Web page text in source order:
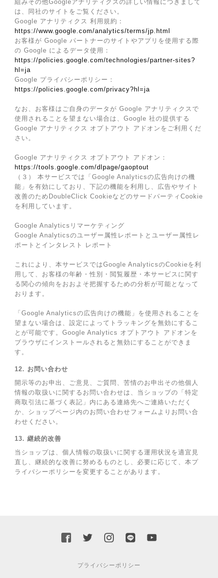
組みその他Googleアナリティクスの詳しい情報につきまして
は、同社のサイトをご覧ください。
Google アナリティクス 利用規約：
https://www.google.com/analytics/terms/jp.html
お客様が Google パートナーのサイトやアプリを使用する際
の Google によるデータ使用：
https://policies.google.com/technologies/partner-sites?
hl=ja
Google プライバシーポリシー：
https://policies.google.com/privacy?hl=ja
なお、お客様はご自身のデータが Google アナリティクスで
使用されることを望まない場合は、Google 社の提供する
Google アナリティクス オプトアウト アドオンをご利用くだ
さい。
Google アナリティクス オプトアウト アドオン：
https://tools.google.com/dlpage/gaoptout
（３） 本サービスでは「Google Analyticsの広告向けの機
能」を有効にしており、下記の機能を利用し、広告やサイト
改善のためDoubleClick CookieなどのサードパーティCookie
を利用しています。
Google Analyticsリマーケティング
Google Analyticsのユーザー属性レポートとユーザー属性レ
ポートとインタレスト レポート
これにより、本サービスではGoogle AnalyticsのCookieを利
用して、お客様の年齢・性別・閲覧履歴・本サービスに関す
る関心の傾向をおおよそ把握するための分析が可能となって
おります。
「Google Analyticsの広告向けの機能」を使用されることを
望まない場合は、設定によってトラッキングを無効にするこ
とが可能です。Google Analytics オプトアウト アドオンを
ブラウザにインストールされると無効にすることができま
す。
12. お問い合わせ
開示等のお申出、ご意見、ご質問、苦情のお申出その他個人
情報の取扱いに関するお問い合わせは、当ショップの「特定
商取引法に基づく表記」内にある連絡先へご連絡いただく
か、ショップページ内のお問い合わせフォームよりお問い合
わせください。
13. 継続的改善
当ショップは、個人情報の取扱いに関する運用状況を適宜見
直し、継続的な改善に努めるものとし、必要に応じて、本プ
ライバシーポリシーを変更することがあります。
プライバシーポリシー